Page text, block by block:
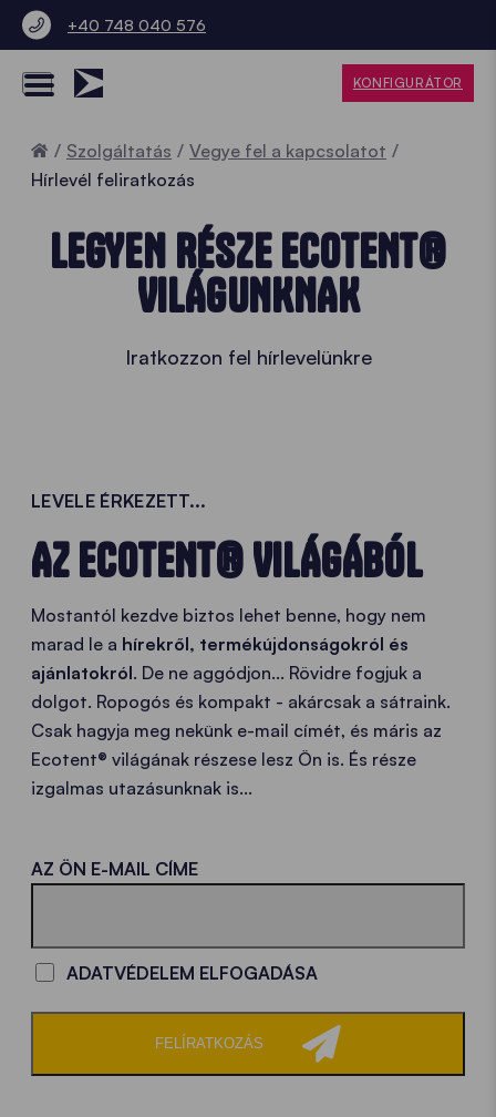
+40 748 040 576
KONFIGURÁTOR
Home
Szolgáltatás
Vegye fel a kapcsolatot
Hírlevél feliratkozás
LEGYEN RÉSZE ECOTENT®
VILÁGUNKNAK
Iratkozzon fel hírlevelünkre
LEVELE ÉRKEZETT...
AZ ECOTENT® VILÁGÁBÓL
Mostantól kezdve biztos lehet benne, hogy nem
marad le a hírekről, termékújdonságokról és
ajánlatokról. De ne aggódjon... Rövidre fogjuk a
dolgot. Ropogós és kompakt - akárcsak a sátraink.
Csak hagyja meg nekünk e-mail címét, és máris az
Ecotent® világának részese lesz Ön is. És része
izgalmas utazásunknak is...
AZ ÖN E-MAIL CÍME
ADATVÉDELEM ELFOGADÁSA
FELÍRATKOZÁS
LOADING - LOADING - LOADING - LOADING -